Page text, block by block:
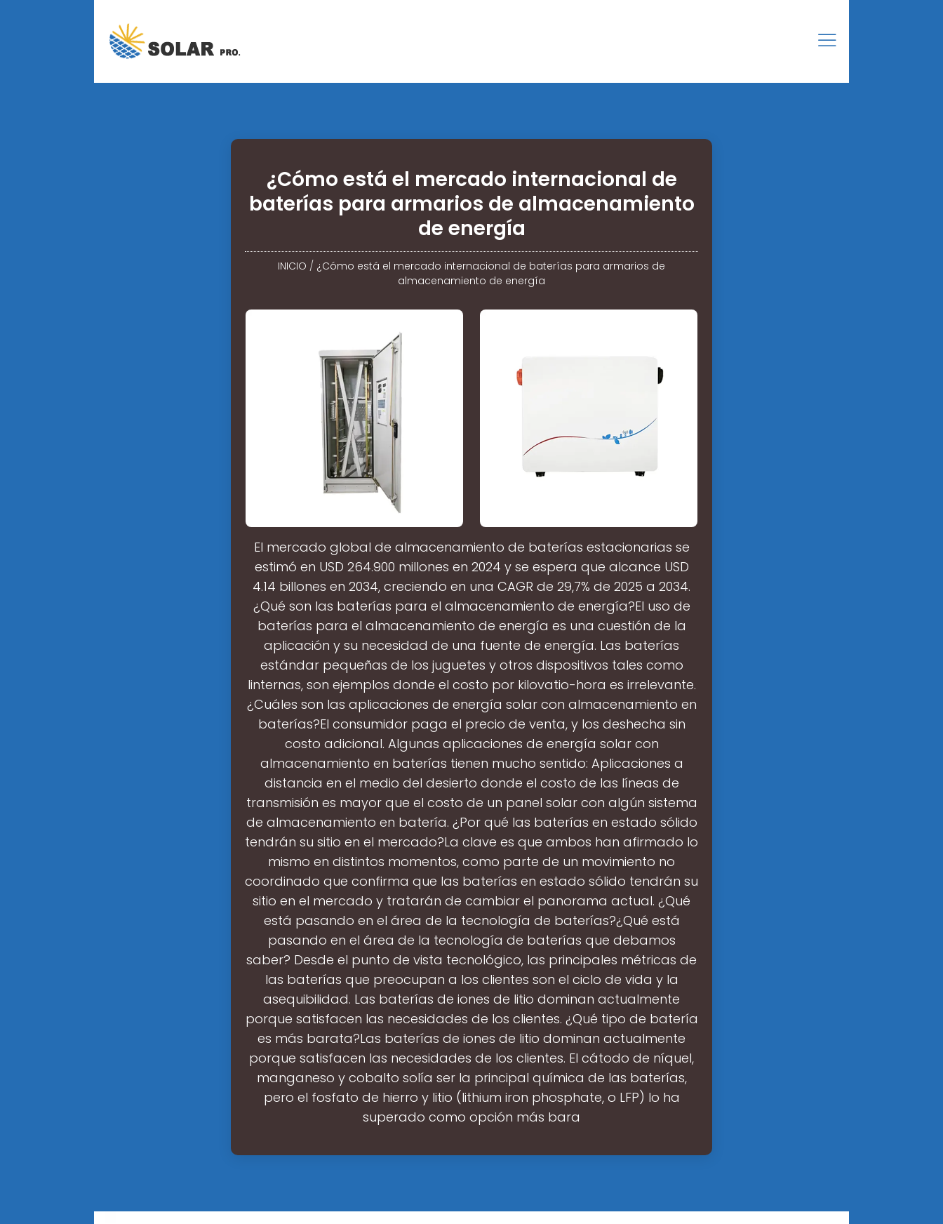
¿Cómo está el mercado internacional de
baterías para armarios de almacenamiento
de energía
INICIO / ¿Cómo está el mercado internacional de baterías para armarios de
almacenamiento de energía
El mercado global de almacenamiento de baterías estacionarias se
estimó en USD 264.900 millones en 2024 y se espera que alcance USD
4.14 billones en 2034, creciendo en una CAGR de 29,7% de 2025 a 2034.
¿Qué son las baterías para el almacenamiento de energía?El uso de
baterías para el almacenamiento de energía es una cuestión de la
aplicación y su necesidad de una fuente de energía. Las baterías
estándar pequeñas de los juguetes y otros dispositivos tales como
linternas, son ejemplos donde el costo por kilovatio-hora es irrelevante.
¿Cuáles son las aplicaciones de energía solar con almacenamiento en
baterías?El consumidor paga el precio de venta, y los deshecha sin
costo adicional. Algunas aplicaciones de energía solar con
almacenamiento en baterías tienen mucho sentido: Aplicaciones a
distancia en el medio del desierto donde el costo de las líneas de
transmisión es mayor que el costo de un panel solar con algún sistema
de almacenamiento en batería. ¿Por qué las baterías en estado sólido
tendrán su sitio en el mercado?La clave es que ambos han afirmado lo
mismo en distintos momentos, como parte de un movimiento no
coordinado que confirma que las baterías en estado sólido tendrán su
sitio en el mercado y tratarán de cambiar el panorama actual. ¿Qué
está pasando en el área de la tecnología de baterías?¿Qué está
pasando en el área de la tecnología de baterías que debamos
saber? Desde el punto de vista tecnológico, las principales métricas de
las baterías que preocupan a los clientes son el ciclo de vida y la
asequibilidad. Las baterías de iones de litio dominan actualmente
porque satisfacen las necesidades de los clientes. ¿Qué tipo de batería
es más barata?Las baterías de iones de litio dominan actualmente
porque satisfacen las necesidades de los clientes. El cátodo de níquel,
manganeso y cobalto solía ser la principal química de las baterías,
pero el fosfato de hierro y litio (lithium iron phosphate, o LFP) lo ha
superado como opción más bara